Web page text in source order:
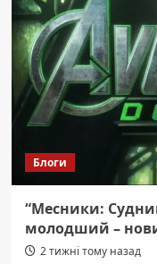
викритий
у
незаконному
збагаченні,
виявився
без
12
для
Блоги
“Месники:
молодший –
2 тижні тому назад